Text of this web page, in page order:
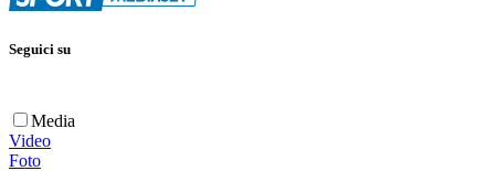
Seguici su
Media
Video
Foto